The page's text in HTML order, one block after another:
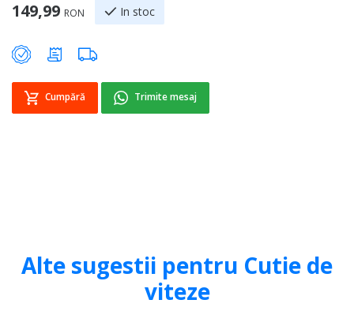
149,99 RON In stoc
Cumpără Trimite mesaj
Alte sugestii pentru Cutie de
viteze